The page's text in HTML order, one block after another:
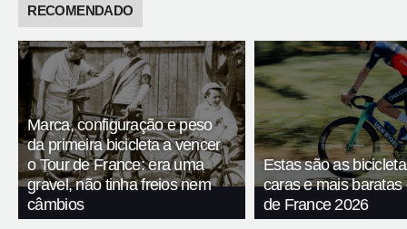
RECOMENDADO
Marca, configuração e peso
da primeira bicicleta a vencer
o Tour de France: era uma
gravel, não tinha freios nem
câmbios
Estas são as
caras e mais baratas
de France 2026